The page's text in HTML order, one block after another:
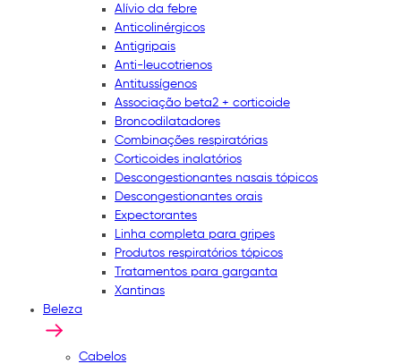
Alívio da febre
Anticolinérgicos
Antigripais
Anti-leucotrienos
Antitussígenos
Associação beta2 + corticoide
Broncodilatadores
Combinações respiratórias
Corticoides inalatórios
Descongestionantes nasais tópicos
Descongestionantes orais
Expectorantes
Linha completa para gripes
Produtos respiratórios tópicos
Tratamentos para garganta
Xantinas
Beleza
Cabelos